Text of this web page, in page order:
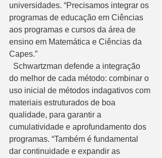
universidades. “Precisamos integrar os
programas de educação em Ciências
aos programas e cursos da área de
ensino em Matemática e Ciências da
Capes.”
do melhor de cada método: combinar o
uso inicial de métodos indagativos com
materiais estruturados de boa
qualidade, para garantir a
cumulatividade e aprofundamento dos
programas. “Também é fundamental
dar continuidade e expandir as